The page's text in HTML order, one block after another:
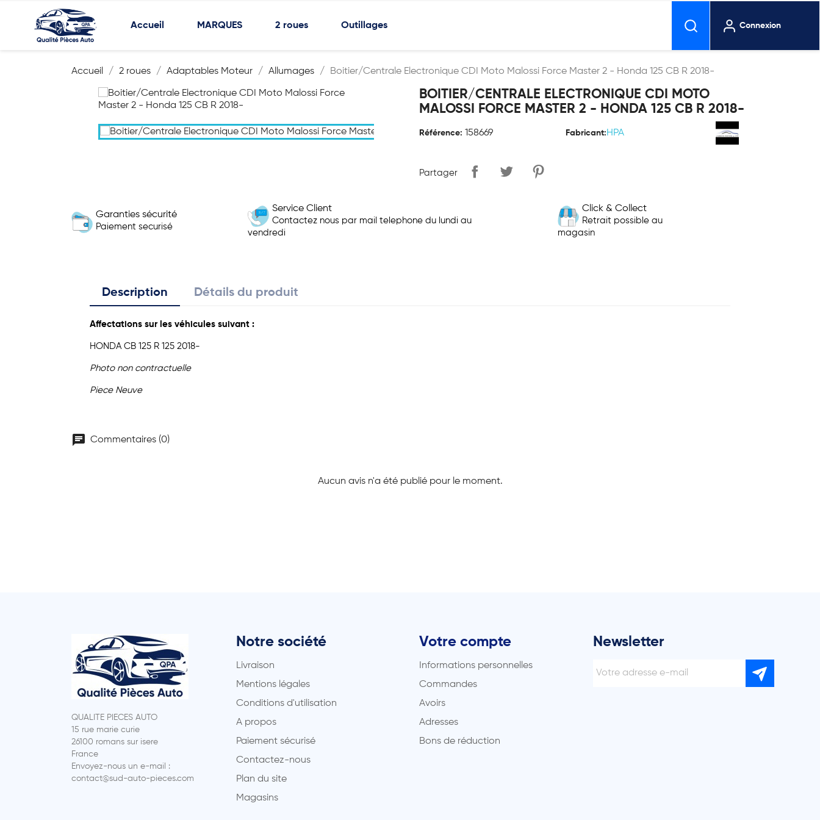
Accueil MARQUES 2 roues Outillages Connexion
Accueil 2 roues Adaptables Moteur Allumages Boitier/Centrale Electronique CDI Moto Malossi Force Master 2 - Honda 125 CB R 2018-
BOITIER/CENTRALE ELECTRONIQUE CDI MOTO
MALOSSI FORCE MASTER 2 - HONDA 125 CB R 2018-
Référence: 158669 Fabricant: HPA
Partager
Garanties sécurité
Paiement securisé
Service Client
Contactez nous par mail telephone du lundi au
vendredi
Click & Collect
Retrait possible au
magasin
Description Détails du produit
Affectations sur les véhicules suivant :
HONDA CB 125 R 125 2018-
Photo non contractuelle
Piece Neuve
chat Commentaires (0)
Aucun avis n'a été publié pour le moment.
QUALITE PIECES AUTO
15 rue marie curie
26100 romans sur isere
France
Envoyez-nous un e-mail :
contact@sud-auto-pieces.com
Notre société
Livraison
Mentions légales
Conditions d'utilisation
A propos
Paiement sécurisé
Contactez-nous
Plan du site
Magasins
Votre compte
Informations personnelles
Commandes
Avoirs
Adresses
Bons de réduction
Newsletter